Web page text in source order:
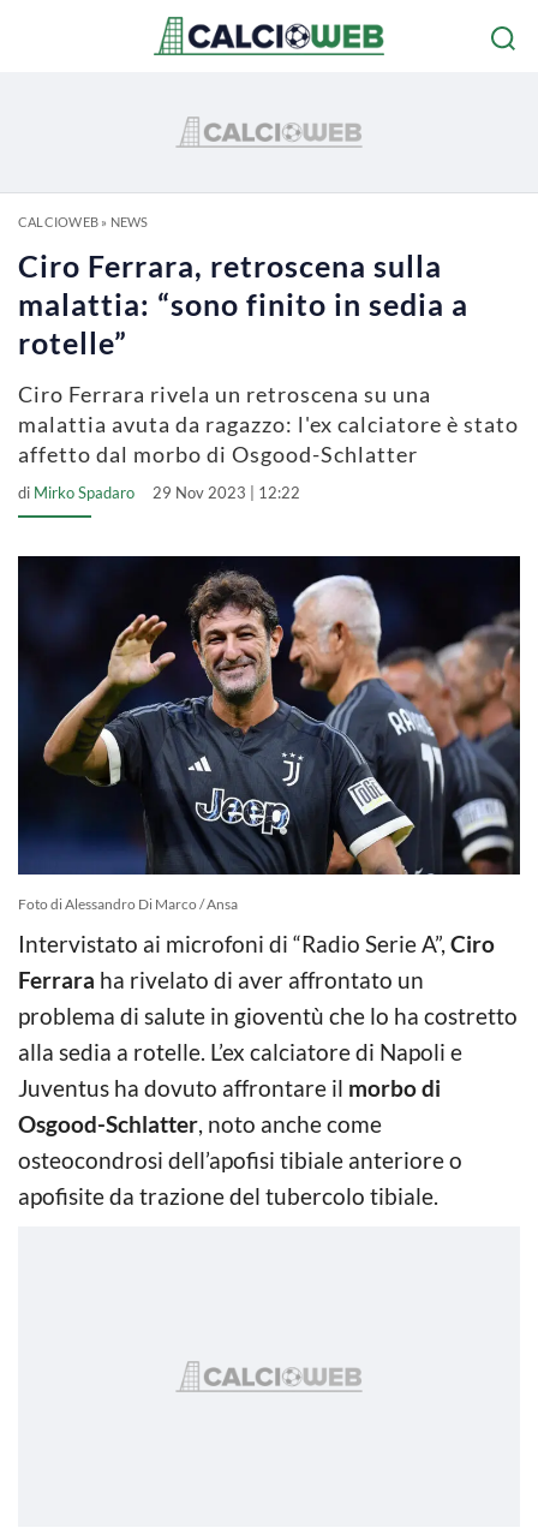
CALCIOWEB» NEWS
Ciro Ferrara, retroscena sulla
malattia: “sono finito in sedia a
rotelle”
Ciro Ferrara rivela un retroscena su una
malattia avuta da ragazzo: l'ex calciatore è stato
affetto dal morbo di Osgood-Schlatter
di Mirko Spadaro 29 Nov 2023 | 12:22
Foto di Alessandro Di Marco / Ansa
Intervistato ai microfoni di “Radio Serie A”, Ciro
Ferrara ha rivelato di aver affrontato un
problema di salute in gioventù che lo ha costretto
alla sedia a rotelle. L’ex calciatore di Napoli e
Juventus ha dovuto affrontare il morbo di
Osgood-Schlatter, noto anche come
osteocondrosi dell’apofisi tibiale anteriore o
apofisite da trazione del tubercolo tibiale.